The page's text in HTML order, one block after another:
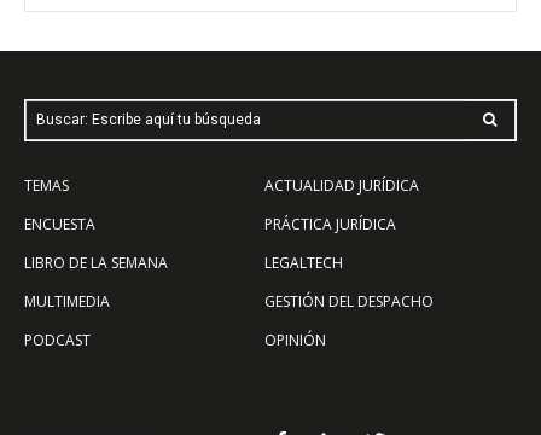
Buscar: Escribe aquí tu búsqueda
TEMAS
ENCUESTA
LIBRO DE LA SEMANA
MULTIMEDIA
PODCAST
ACTUALIDAD JURÍDICA
PRÁCTICA JURÍDICA
LEGALTECH
GESTIÓN DEL DESPACHO
OPINIÓN